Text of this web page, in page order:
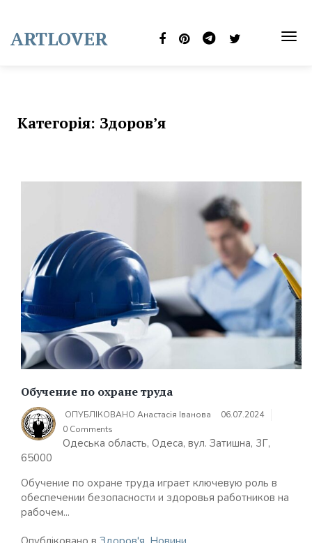
content
ARTLOVER
Категорія: Здоров’я
Обучение по охране труда
ОПУБЛІКОВАНО Анастасія Іванова
06.07.2024
0 Comments
Одеська область, Одеса, вул. Затишна, 3Г,
65000
Обучение по охране труда играет ключевую роль в
обеспечении безопасности и здоровья работников на
рабочем...